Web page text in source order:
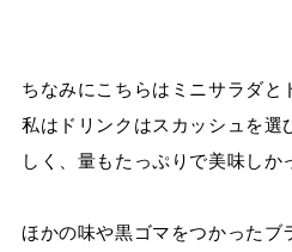
ちなみにこちらはミニサラダと
私はドリンクはスカッシュを選
しく、量もたっぷりで美味しか
ほかの味や黒ゴマをつかったブ